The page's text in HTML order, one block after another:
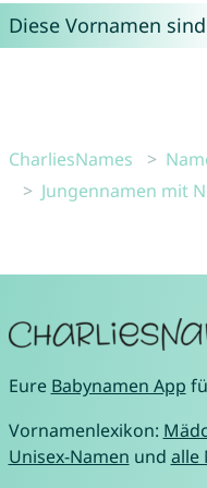
Diese Vornamen
CharliesNames
Jungennamen mit N
Eure Babynamen App
Vornamenlexikon:
Unisex-Namen und alle